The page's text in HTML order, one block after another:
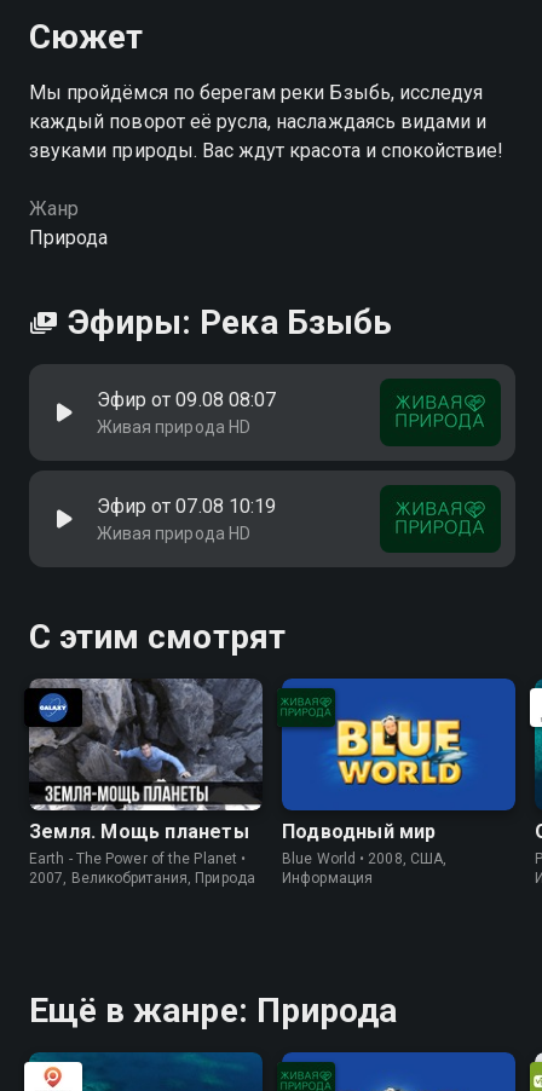
Сюжет
Мы пройдёмся по берегам реки Бзыбь, исследуя
каждый поворот её русла, наслаждаясь видами и
звуками природы. Вас ждут красота и спокойствие!
Жанр
Природа
Эфиры: Река Бзыбь
Эфир от 09.08 08:07
Живая природа HD
Эфир от 07.08 10:19
Живая природа HD
С этим смотрят
Земля. Мощь планеты
Earth - The Power of the Planet •
2007, Великобритания, Природа
Подводный мир
Blue World • 2008, США,
Информация
Ещё в жанре: Природа